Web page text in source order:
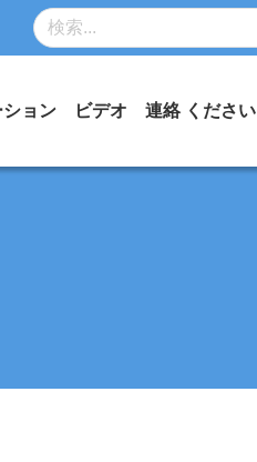
ョン ビデオ 連絡 ください